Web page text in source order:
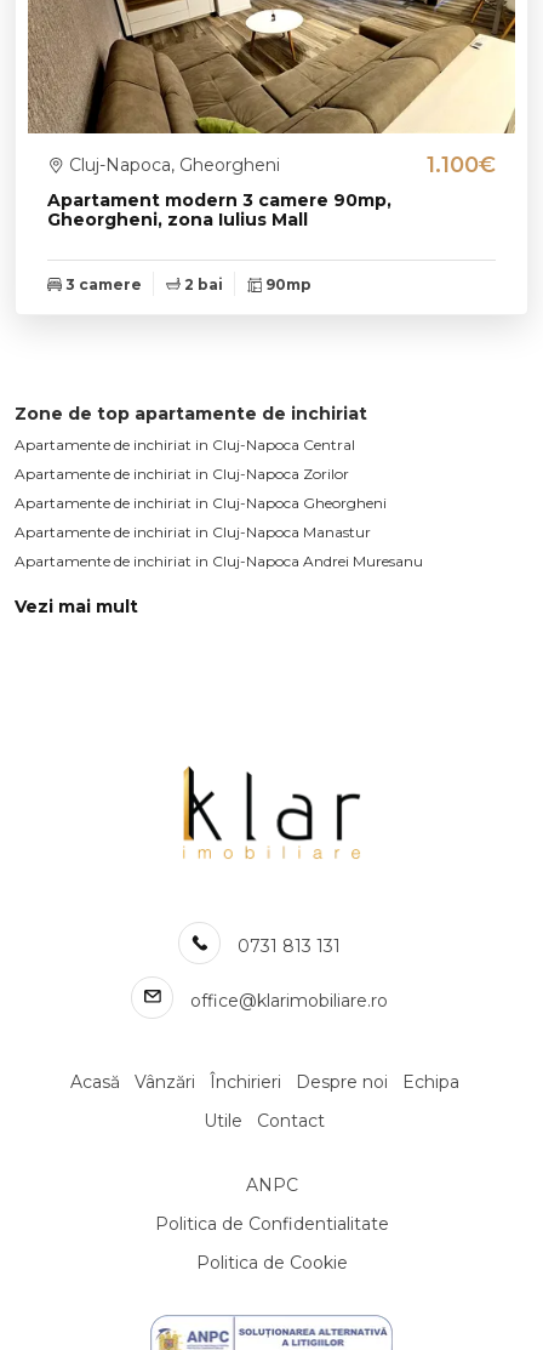
Apartament modern 3 camere 90mp,
Gheorgheni, zona Iulius Mall
Cluj-Napoca, Gheorgheni 1.100€
3 camere 2 bai 90mp
Zone de top apartamente de inchiriat
Apartamente de inchiriat in Cluj-Napoca Central
Apartamente de inchiriat in Cluj-Napoca Zorilor
Apartamente de inchiriat in Cluj-Napoca Gheorgheni
Apartamente de inchiriat in Cluj-Napoca Manastur
Apartamente de inchiriat in Cluj-Napoca Andrei Muresanu
Apartamente de inchiriat in Cluj-Napoca Semicentral
Apartamente de inchiriat in Cluj-Napoca Borhanci
Apartamente de inchiriat in Cluj-Napoca Marasti
Numar de camere apartamente de inchiriat
Apartamente de inchiriat 1 camera
Apartamente de inchiriat 2 camere
Apartamente de inchiriat
Apartamente de inchiriat in Cluj-Napoca Central
Apartamente de inchiriat in Cluj-Napoca Zorilor
Apartamente de inchiriat in Cluj-Napoca Centru
Apartamente de inchiriat in Cluj-Napoca Andrei Muresanu
Vezi mai mult
0731 813 131
office@klarimobiliare.ro
Acasă Vânzări Închirieri Despre noi
Echipa
Utile
Contact
ANPC
Politica de Confidentialitate
Politica de Cookie